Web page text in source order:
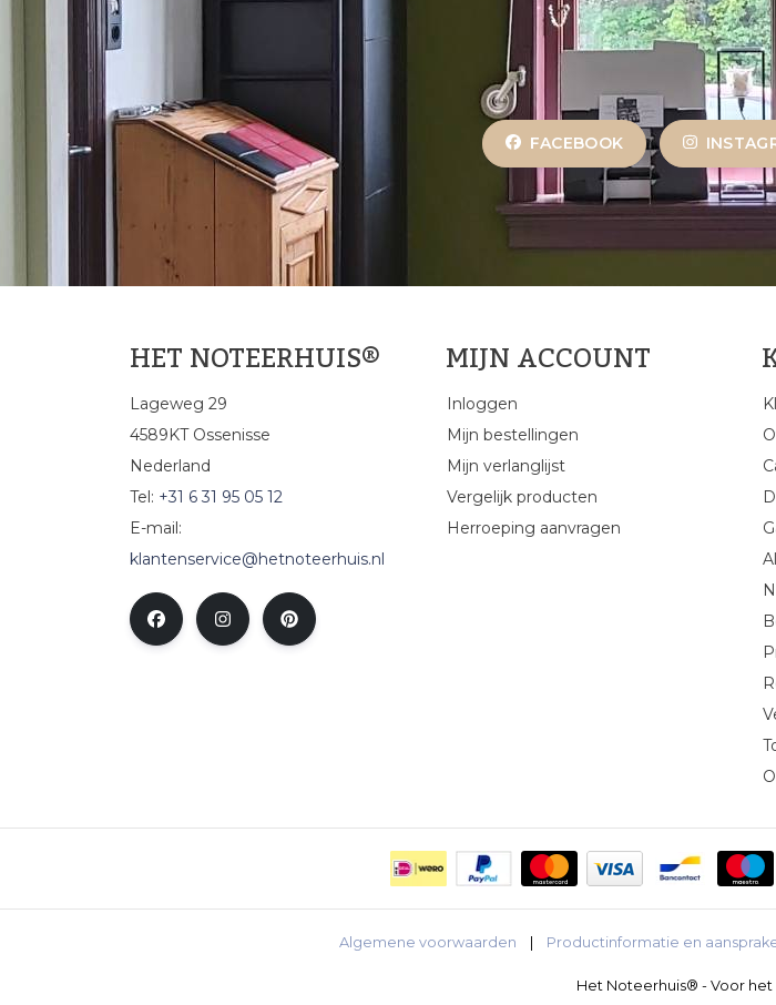
FACEBOOK
HET NOTEERHUIS®
Lageweg 29
4589KT Ossenisse
Nederland
Tel: +31 6 31 95 05 12
E-mail:
klantenservice@hetnoteerhuis.nl
MIJN ACCOUNT
Inloggen
Mijn bestellingen
Mijn verlanglijst
Vergelijk producten
Herroeping aanvragen
Algemene voorwaarden Productinformatie en